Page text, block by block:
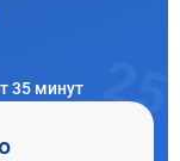
35 минут